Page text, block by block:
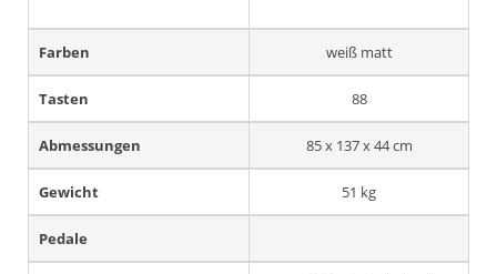
Farben weiß matt
Tasten 88
Abmessungen 85 x 137 x 44 cm
Gewicht 51 kg
Pedale